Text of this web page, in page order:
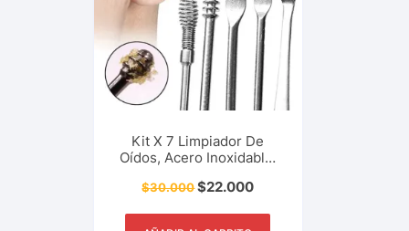
Kit X 7 Limpiador De
Oídos, Acero Inoxidable,
Limpieza, Cuidado,
Herramienta De Aseo
$30.000$22.000